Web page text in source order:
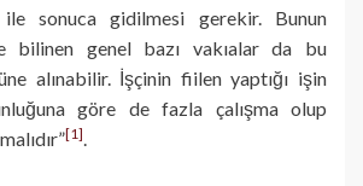
ile sonuca gidilmesi gerekir. Bunun
bilinen genel bazı vakıalar da bu
alınabilir. İşçinin fiilen yaptığı işin
göre de fazla çalışma olup
[1]